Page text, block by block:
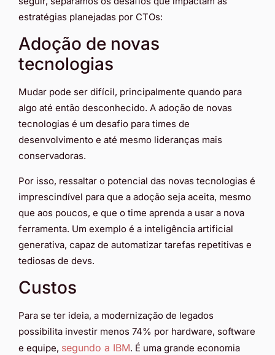
estratégias planejadas por CTOs:
Adoção de novas
tecnologias
Mudar pode ser difícil, principalmente quando para
algo até então desconhecido. A adoção de novas
tecnologias é um desafio para times de
desenvolvimento e até mesmo lideranças mais
conservadoras.
Por isso, ressaltar o potencial das novas tecnologias é
imprescindível para que a adoção seja aceita, mesmo
que aos poucos, e que o time aprenda a usar a nova
ferramenta. Um exemplo é a inteligência artificial
generativa, capaz de automatizar tarefas repetitivas e
tediosas de devs.
Custos
Para se ter ideia, a modernização de legados
possibilita investir menos 74% por hardware, software
e equipe, segundo a IBM. É uma grande economia